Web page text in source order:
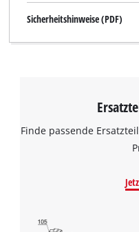
Sicherheitshinweise (PDF)
Finde passende